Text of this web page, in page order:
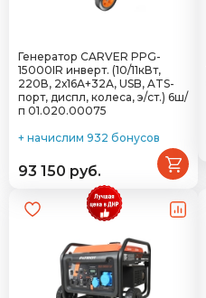
Генератор CARVER PPG-
15000IR инверт. (10/11кВт,
220В, 2х16А+32А, USB, ATS-
порт, диспл, колеса, э/ст.) 6ш/
п 01.020.00075
+ начислим 932 бонусов
93 150 руб.